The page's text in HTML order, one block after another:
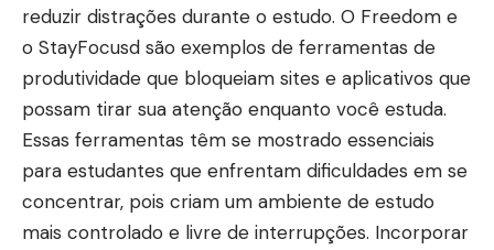
reduzir distrações durante o estudo. O Freedom e
o StayFocusd são exemplos de ferramentas de
produtividade que bloqueiam sites e aplicativos que
possam tirar sua atenção enquanto você estuda.
Essas ferramentas têm se mostrado essenciais
para estudantes que enfrentam dificuldades em se
concentrar, pois criam um ambiente de estudo
mais controlado e livre de interrupções. Incorporar